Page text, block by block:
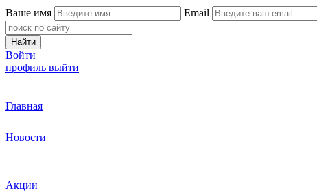
Ваше имя Email
Найти
Войти
профиль выйти
Главная
Новости
Акции